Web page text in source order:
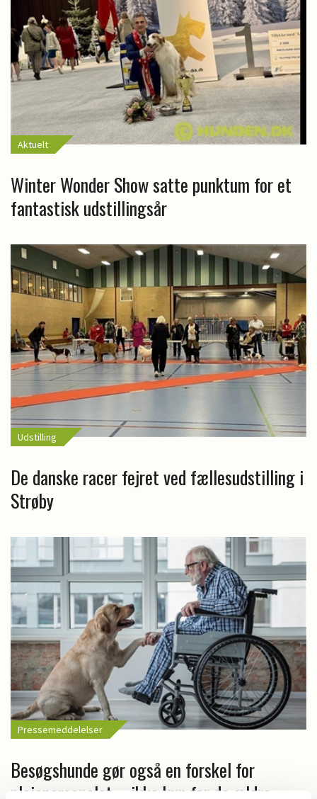
Aktuelt
Winter Wonder Show satte punktum for et
fantastisk udstillingsår
Udstilling
De danske racer fejret ved fællesudstilling i
Strøby
Pressemeddelelser
Besøgshunde gør også en forskel for
plejepersonalet – ikke kun for de ældre